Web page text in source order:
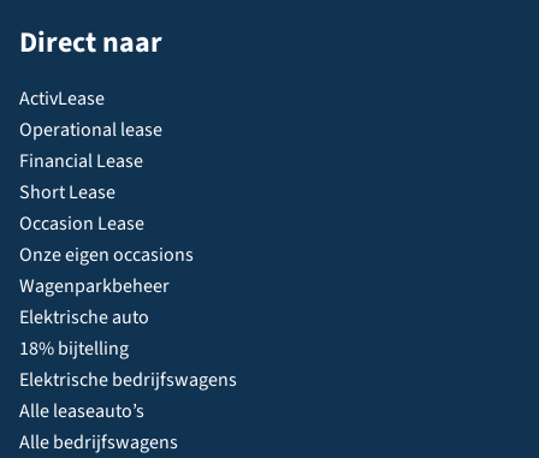
Direct naar
ActivLease
Operational lease
Financial Lease
Short Lease
Occasion Lease
Onze eigen occasions
Wagenparkbeheer
Elektrische auto
18% bijtelling
Elektrische bedrijfswagens
Alle leaseauto’s
Alle bedrijfswagens